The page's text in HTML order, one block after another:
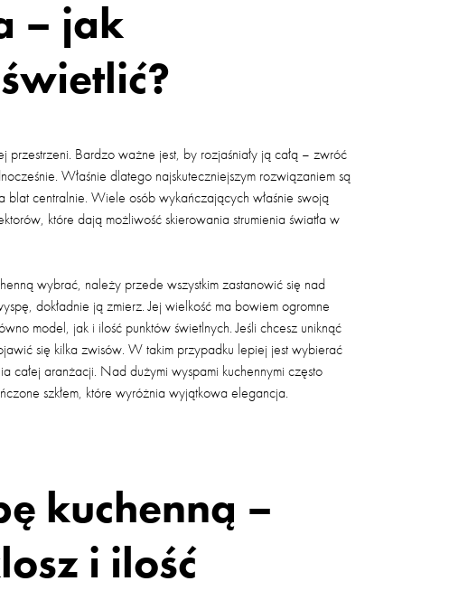
– jak
przestrzeni. Bardzo ważne jest, by rozjaśniały ją całą – zwróć
Właśnie dlatego najskuteczniejszym rozwiązaniem są
centralnie. Wiele osób wykańczających właśnie swoją
które dają możliwość skierowania strumienia światła w
wybrać, należy przede wszystkim zastanowić się nad
dokładnie ją zmierz. Jej wielkość ma bowiem ogromne
model, jak i ilość punktów świetlnych. Jeśli chcesz uniknąć
się kilka zwisów. W takim przypadku lepiej jest wybierać
całej aranżacji. Nad dużymi wyspami kuchennymi często
szkłem, które wyróżnia wyjątkowa elegancja.
kuchenną –
i ilość